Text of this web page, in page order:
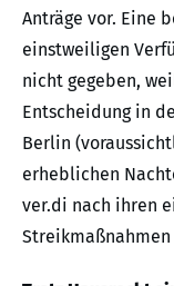
Anträge vor. Eine
einstweiligen
nicht gegeben,
Entscheidung in
Berlin
erheblichen
ver.di nach ihren